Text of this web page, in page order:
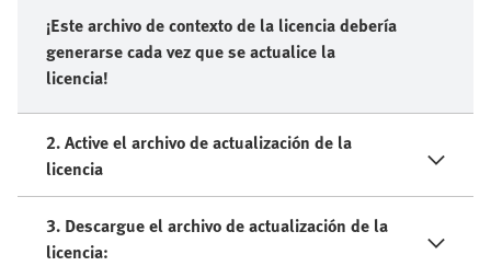
¡Este archivo de contexto de la licencia debería
generarse cada vez que se actualice la
licencia!
2. Active el archivo de actualización de la
licencia
3. Descargue el archivo de actualización de la
licencia: